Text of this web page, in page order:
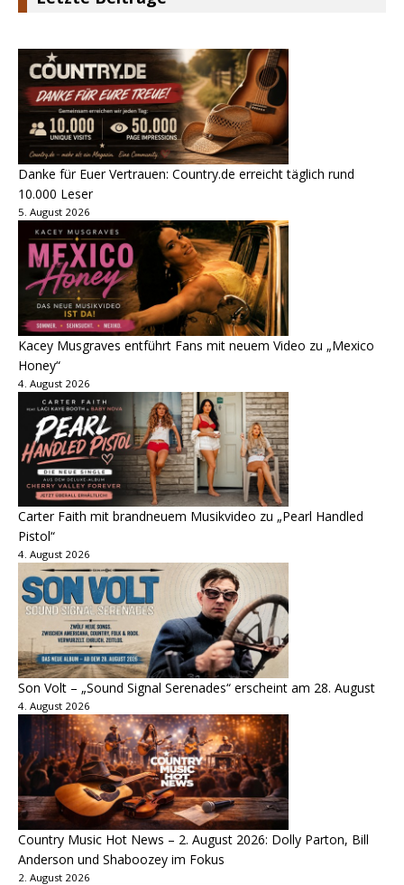
Danke für Euer Vertrauen: Country.de erreicht täglich rund
10.000 Leser
5. August 2026
Kacey Musgraves entführt Fans mit neuem Video zu „Mexico
Honey“
4. August 2026
Carter Faith mit brandneuem Musikvideo zu „Pearl Handled
Pistol“
4. August 2026
Son Volt – „Sound Signal Serenades“ erscheint am 28. August
4. August 2026
Country Music Hot News – 2. August 2026: Dolly Parton, Bill
Anderson und Shaboozey im Fokus
2. August 2026